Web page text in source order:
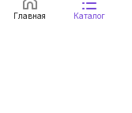
Главная Каталог